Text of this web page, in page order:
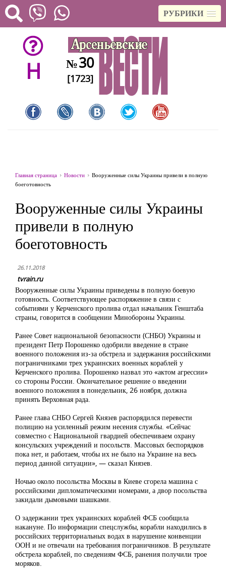
РУБРИКИ
H №30
[1723]
Главная страница Новости
Вооруженные силы Украины привели в полную
боеготовность
Вооруженные силы Украины
привели в полную
боеготовность
26.11.2018
tvrain.ru
Вооруженные силы Украины приведены в полную боевую
готовность. Соответствующее распоряжение в связи с
событиями у Керченского пролива отдал начальник Генштаба
страны, говорится в сообщении Минобороны Украины.
Ранее Совет национальной безопасности (СНБО) Украины и
президент Петр Порошенко одобрили введение в стране
военного положения из-за обстрела и задержания российскими
пограничниками трех украинских военных кораблей у
Керченского пролива. Порошенко назвал это «актом агрессии»
со стороны России. Окончательное решение о введении
военного положения в понедельник, 26 ноября, должна
принять Верховная рада.
Ранее глава СНБО Сергей Князев распорядился перевести
полицию на усиленный режим несения службы. «Сейчас
совместно с Национальной гвардией обеспечиваем охрану
консульских учреждений и посольств. Массовых беспорядков
пока нет, и работаем, чтобы их не было на Украине на весь
период данной ситуации», — сказал Князев.
Ночью около посольства Москвы в Киеве сгорела машина с
российскими дипломатическими номерами, а двор посольства
закидали дымовыми шашками.
О задержании трех украинских кораблей ФСБ сообщила
накануне. По информации спецслужбы, корабли находились в
российских территориальных водах в нарушение конвенции
ООН и не отвечали на требования пограничников. В результате
обстрела кораблей, по сведениям ФСБ, ранения получили трое
моряков.